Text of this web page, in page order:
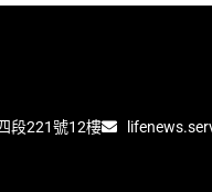
段221號12樓